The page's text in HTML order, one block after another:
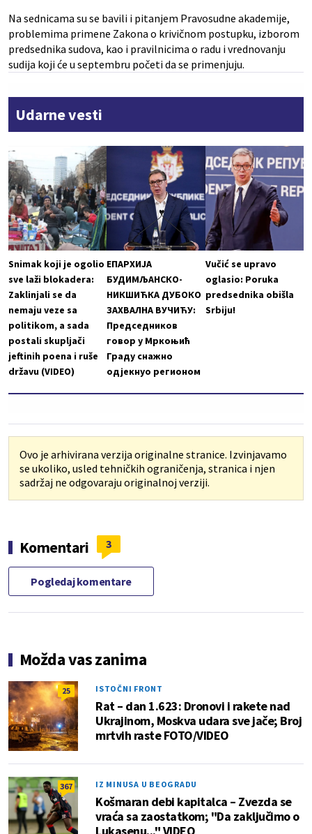
Na sednicama su se bavili i pitanjem Pravosudne akademije,
problemima primene Zakona o krivičnom postupku, izborom
predsednika sudova, kao i pravilnicima o radu i vrednovanju
sudija koji će u septembru početi da se primenjuju.
Udarne vesti
Snimak koji je ogolio
sve laži blokadera:
Zaklinjali se da
nemaju veze sa
politikom, a sada
postali skupljači
jeftinih poena i ruše
državu (VIDEO)
ЕПАРХИЈА
БУДИМЉАНСКО-
НИКШИЋКА ДУБОКО
ЗАХВАЛНА ВУЧИЋУ:
Председников
говор у Мркоњић
Граду снажно
одјекнуо регионом
Vučić se upravo
oglasio: Poruka
predsednika obišla
Srbiju!
Ovo je arhivirana verzija originalne stranice. Izvinjavamo
se ukoliko, usled tehničkih ograničenja, stranica i njen
sadržaj ne odgovaraju originalnoj verziji.
Komentari 3
Pogledaj komentare
Možda vas zanima
25 ISTOČNI FRONT
Rat – dan 1.623: Dronovi i rakete nad
Ukrajinom, Moskva udara sve jače; Broj
mrtvih raste FOTO/VIDEO
367 IZ MINUSA U BEOGRADU
Košmaran debi kapitalca – Zvezda se
vraća sa zaostatkom; "Da zaključimo o